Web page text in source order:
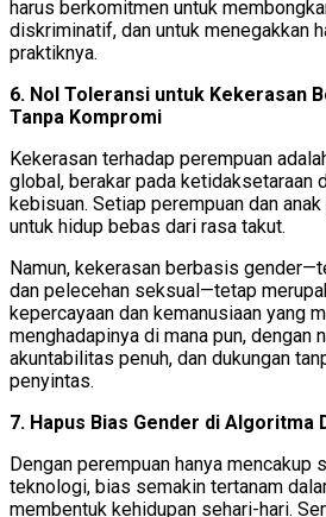
harus berkomitmen untuk
diskriminatif, dan untuk menegakkan
praktiknya.
6. Nol Toleransi untuk Kekerasan
Tanpa Kompromi
Kekerasan terhadap perempuan
global, berakar pada ketidaksetaraan
kebisuan. Setiap perempuan dan
untuk hidup bebas dari rasa takut.
Namun, kekerasan berbasis
dan pelecehan seksual—tetap
kepercayaan dan kemanusiaan yang
menghadapinya di mana pun, dengan
akuntabilitas penuh, dan dukungan
penyintas.
7. Hapus Bias Gender di Algoritma
Dengan perempuan hanya mencakup
teknologi, bias semakin tertanam
membentuk kehidupan sehari-hari.